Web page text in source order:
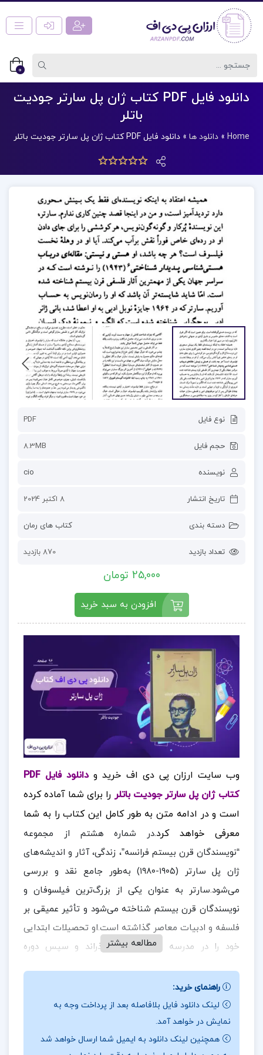
0
دانلود فایل PDF کتاب ژان پل سارتر جودیت
باتلر
Home
» دانلود ها » دانلود فایل PDF کتاب ژان پل سارتر جودیت باتلر
نوع فایل PDF
حجم فایل 8.3MB
نویسنده cio
تاریخ انتشار 8 اکتبر 2024
دسته بندی کتاب های رمان
تعداد بازدید 870 بازدید
25,000 تومان
افزودن به سبد خرید
وب سایت ارزان پی دی اف خرید و
دانلود فایل PDF
کتاب ژان پل سارتر جودیت باتلر را برای شما آماده کرده
است و در ادامه متن به طور کامل این کتاب را به شما
معرفی خواهد کرد.در شماره هشتم از مجموعه
“نویسندگان قرن بیستم فرانسه”، زندگی، آثار و اندیشه‌های
ژان پل سارتر (۱۹۰۵-۱۹۸۰) به‌طور جامع نقد و بررسی
می‌شود.سارتر به عنوان یکی از بزرگ‌ترین فیلسوفان و
نویسندگان قرن بیستم شناخته می‌شود و تأثیر عمیقی بر
فلسفه و ادبیات معاصر گذاشته است.او تحصیلات ابتدایی
خود را در مدرسه هانری چهارم گذراند و سپس دوره
آن، با سمت استادی به تدوین فلسفه اهتمام ورزید و به
تدریس و پژوهش در این زمینه پرداخت.در ادامه
همراهارزان پی دی اف
نقد و بررسی کتاب ژان پل سارتر جودیت باتلر:
مطالعه بیشتر
راهنمای خرید:
لینک دانلود فایل بلافاصله بعد از پرداخت وجه به
نمایش در خواهد آمد.
همچنین لینک دانلود به ایمیل شما ارسال خواهد شد